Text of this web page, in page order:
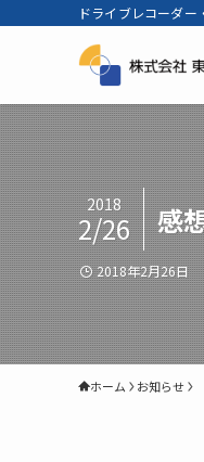
ドライブレコーダ
感
2018
2/26
2018年2月26日
ホーム お知らせ